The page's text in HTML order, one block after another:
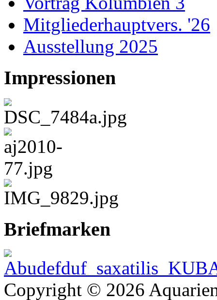
Mitgliederhauptvers. '26
Ausstellung 2025
Impressionen
Briefmarken
Copyright © 2026